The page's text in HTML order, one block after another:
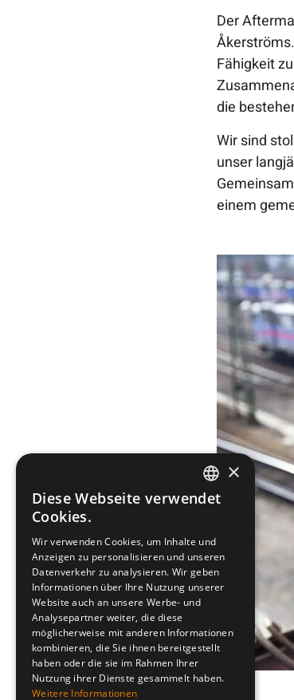
Der
Fähigkeit
die
Wir sind
unser
einem
SWEDISH
DEUTSCH
×
Diese Webseite verwendet
Cookies.
Wir verwenden Cookies, um Inhalte und
Anzeigen zu personalisieren und unseren
Datenverkehr zu analysieren. Wir geben
Informationen über Ihre Nutzung unserer
Website auch an unsere Werbe- und
Analysepartner weiter, die diese
möglicherweise mit anderen Informationen
kombinieren, die Sie ihnen bereitgestellt
haben oder die sie im Rahmen Ihrer
Nutzung ihrer Dienste gesammelt haben.
Weitere Informationen